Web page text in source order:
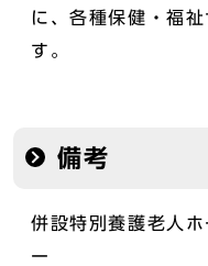
に、各種保健・福
す。
備考
併設特別養護老人
ー